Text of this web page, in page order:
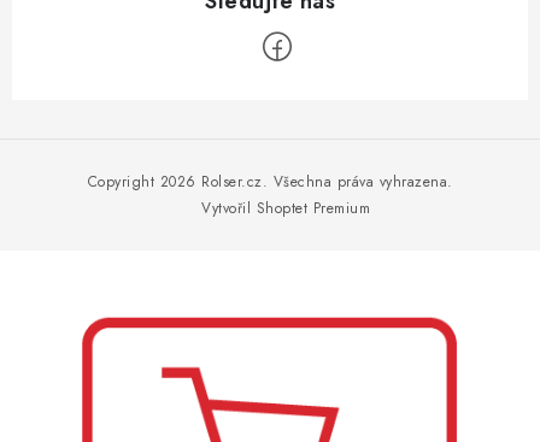
Vytvořil Shoptet Premium
Copyright 2026 Rolser.cz. Všechna práva vyhrazena.